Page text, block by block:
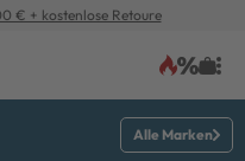
€ + kostenlose Retoure
Alle Marken